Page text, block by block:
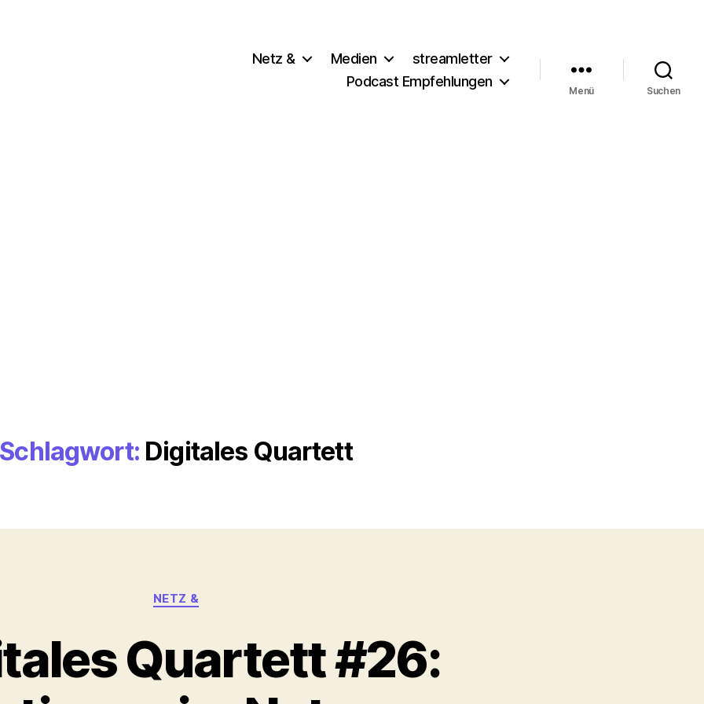
Netz & Medien
streamletter
Podcast Empfehlungen
Menü Suchen
Schlagwort: Digitales Quartett
Kategorien
NETZ &
Quartett #26: